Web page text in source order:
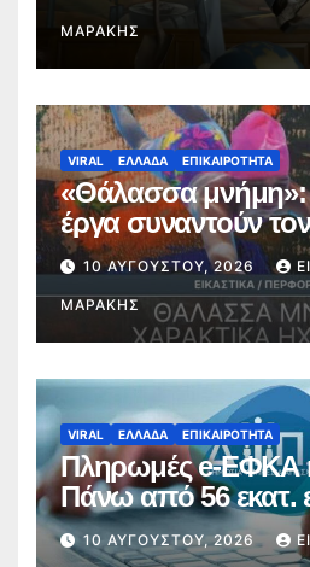
ΜΑΡΆΚΗΣ
VIRAL ΕΛΛΑΔΑ ΕΠΙΚΑΙΡΟΤΗΤΑ
«Θάλασσα μνήμη»:
έργα συναντούν τον
αρχαιολογικό
Νικόπολης
10 ΑΥΓΟΎΣΤΟΥ, 2026
ΜΑΡΆΚΗΣ
VIRAL ΕΛΛΑΔΑ ΕΠΙΚΑΙΡΟΤΗΤΑ
Πληρωμές e-ΕΦΚΑ
Πάνω από 56 εκατ.
58.370 δικαιούχους
10 ΑΥΓΟΎΣΤΟΥ, 2026